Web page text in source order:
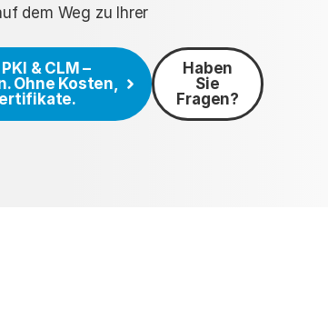
dem Weg zu Ihrer
& CLM –
Ohne Kosten,
Haben
Sie
Fragen?